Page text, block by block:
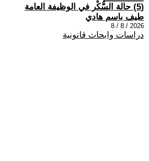
(5) حالة السُّكْر في الوظيفة العامة
طيف باسم هادي
2026 / 8 / 8
دراسات وابحاث قانونية